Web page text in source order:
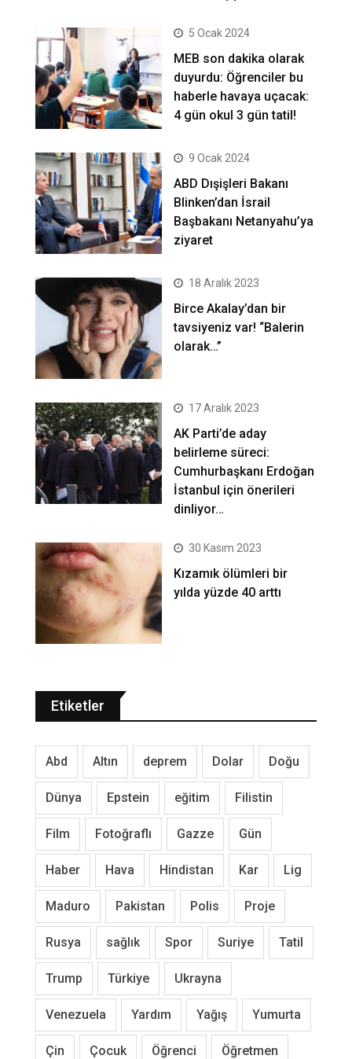
5 Ocak 2024
MEB son dakika olarak
duyurdu: Öğrenciler bu
haberle havaya uçacak:
4 gün okul 3 gün tatil!
9 Ocak 2024
ABD Dışişleri Bakanı
Blinken’dan İsrail
Başbakanı Netanyahu’ya
ziyaret
18 Aralık 2023
Birce Akalay’dan bir
tavsiyeniz var! “Balerin
olarak…”
17 Aralık 2023
AK Parti’de aday
belirleme süreci:
Cumhurbaşkanı Erdoğan
İstanbul için önerileri
dinliyor…
30 Kasım 2023
Kızamık ölümleri bir
yılda yüzde 40 arttı
Etiketler
Abd Altın deprem Dolar Doğu
Dünya Epstein eğitim Filistin
Film Fotoğraflı Gazze Gün
Haber Hava Hindistan Kar Lig
Maduro Pakistan Polis Proje
Rusya sağlık Spor Suriye Tatil
Trump Türkiye Ukrayna
Venezuela Yardım Yağış Yumurta
Çin Çocuk Öğrenci Öğretmen